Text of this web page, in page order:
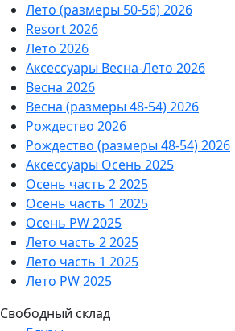
Лето (размеры 50-56) 2026
Resort 2026
Лето 2026
Аксессуары Весна-Лето 2026
Весна 2026
Весна (размеры 48-54) 2026
Рождество 2026
Рождество (размеры 48-54) 2026
Аксессуары Осень 2025
Осень часть 2 2025
Осень часть 1 2025
Осень PW 2025
Лето часть 2 2025
Лето часть 1 2025
Лето PW 2025
Свободный склад